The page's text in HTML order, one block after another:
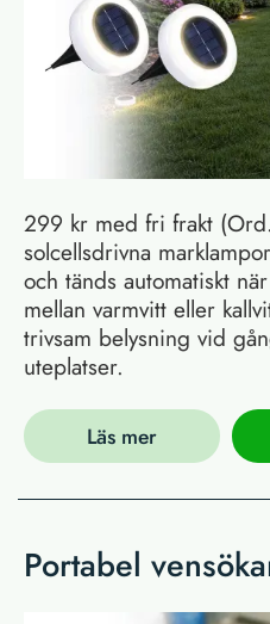
299 kr med fri frakt
solcellsdrivna
och tänds automatiskt
mellan varmvitt eller
trivsam belysning vid
uteplatser.
Läs mer
Portabel